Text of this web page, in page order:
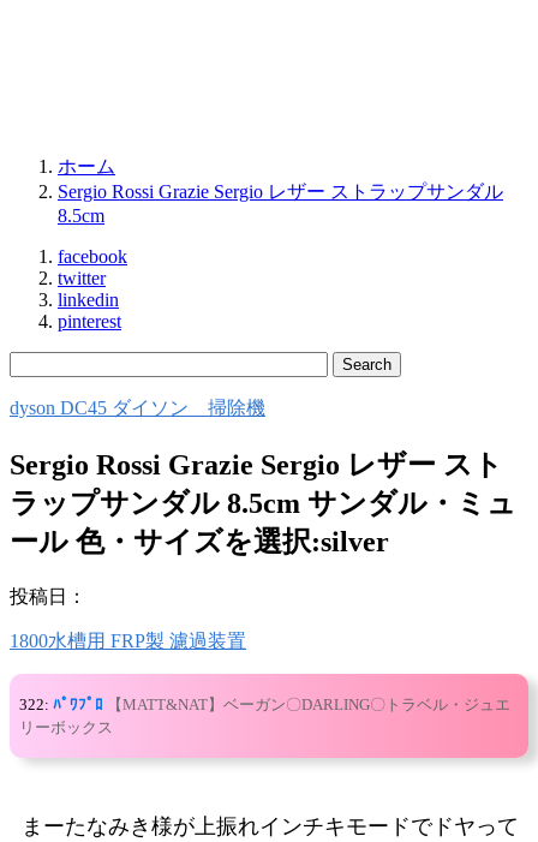
ホーム
Sergio Rossi Grazie Sergio レザー ストラップサンダル
8.5cm
facebook
twitter
linkedin
pinterest
dyson DC45 ダイソン 掃除機
Sergio Rossi Grazie Sergio レザー スト
ラップサンダル 8.5cm サンダル・ミュ
ール 色・サイズを選択:silver
投稿日：
1800水槽用 FRP製 濾過装置
322: ﾊﾟﾜﾌﾟﾛ
【MATT&NAT】ベーガン〇DARLING〇トラベル・ジュエ
リーボックス
まーたなみき様が上振れインチキモードでドヤって